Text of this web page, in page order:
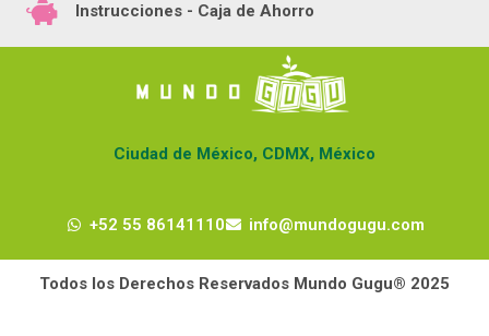
Instrucciones - Caja de Ahorro
Ciudad de México, CDMX, México
+52 55 86141110 info@mundogugu.com
Todos los Derechos Reservados Mundo Gugu® 2025